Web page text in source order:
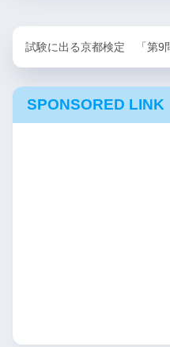
試験に出る京都検定 「第9
SPONSORED LINK